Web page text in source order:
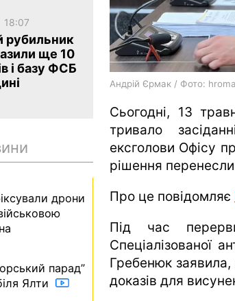
Андрій Єрмак / Фото:
Сьогодні, 13
тривало
ексголови Офісу
рішення
Про це повідомляє
Під час
Спеціалізованої
Гребенюк
доказів для
18:07
рубильник
ще 10
і базу ФСБ
дрони
парад”
Ялти